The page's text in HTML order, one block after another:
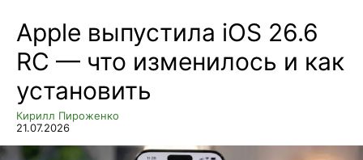
Apple выпустила iOS 26.6
RC — что изменилось и как
установить
Кирилл Пироженко
21.07.2026